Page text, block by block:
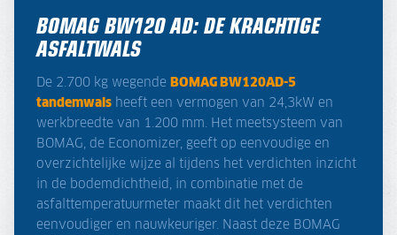
BOMAG BW120 AD: DE KRACHTIGE
ASFALTWALS
De 2.700 kg wegende BOMAG BW120AD-5
tandemwals heeft een vermogen van 24,3kW en
werkbreedte van 1.200 mm. Het meetsysteem van
BOMAG, de Economizer, geeft op eenvoudige en
overzichtelijke wijze al tijdens het verdichten inzicht
in de bodemdichtheid, in combinatie met de
asfalttemperatuurmeter maakt dit het verdichten
eenvoudiger en nauwkeuriger. Naast deze BOMAG